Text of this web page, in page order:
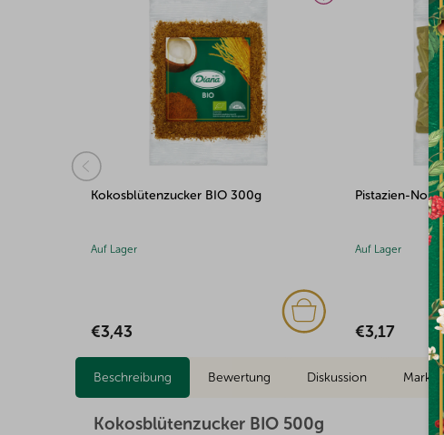
Kokosblütenzucker BIO 300g Pistazien-Nougat 100g
€3,17
Beschreibung Bewertung Diskussion Marke
Kokosblütenzucker BIO 500g